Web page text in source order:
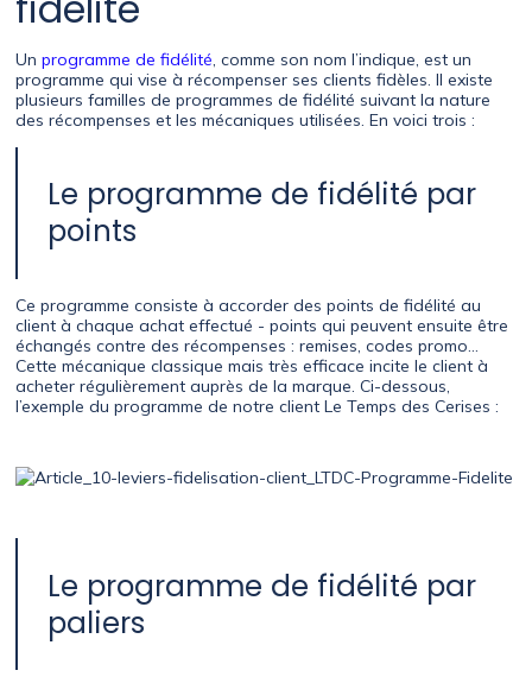
Unprogramme de fidélité , comme son nom l’indique, est un
programme qui vise à récompenser ses clients fidèles. Il existe
plusieurs familles de programmes de fidélité suivant la nature
des récompenses et les mécaniques utilisées. En voici trois :
Le programme de fidélité par
points
Ce programme consiste à accorder des points de fidélité au
client à chaque achat effectué - points qui peuvent ensuite être
échangés contre des récompenses : remises, codes promo…
Cette mécanique classique mais très efficace incite le client à
acheter régulièrement auprès de la marque. Ci-dessous,
l’exemple du programme de notre client Le Temps des Cerises :
Le programme de fidélité par
paliers